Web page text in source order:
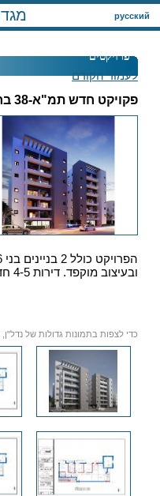
русский
פרויקטים
לעמוד הקודם
פקויקט חדש תמ"א-38 ברחוב ארלוזורוב בבת ים
ובעיצוב מוקפד. דירות 4-5 חדרים החל מ - 1.900.000 ₪
כדי לצפות בתמונות גדולות של